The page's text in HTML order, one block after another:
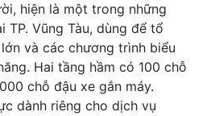
hiện là một trong những
TP. Vũng Tàu, dùng để tổ
và các chương trình biểu
Hai tầng hầm có 100 chỗ
chỗ đậu xe gắn máy.
dành riêng cho dịch vụ